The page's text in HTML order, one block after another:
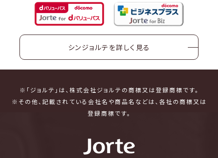
シンジョルテを詳しく見る
※「ジョルテ」は、株式会社ジョルテの商標又は登録商標です。
※その他、記載されている会社名や商品名などは、各社の商標又は
登録商標です。